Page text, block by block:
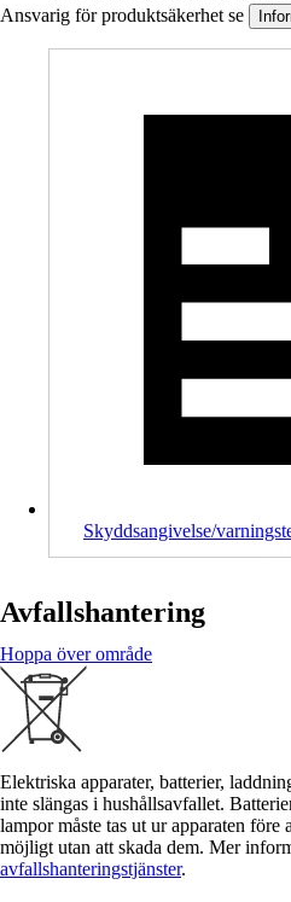
Ansvarig för produktsäkerhet se
Skyddsangivelse/
Avfallshantering
Hoppa över område
Elektriska apparater, batterier,
inte slängas i hushållsavfallet.
lampor måste tas ut ur apparaten före
möjligt utan att skada dem. Mer
avfallshanteringstjänster.